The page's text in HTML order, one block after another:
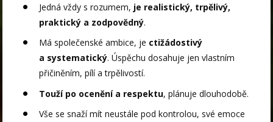
Jedná vždy s rozumem, je realistický, trpělivý,
praktický a zodpovědný.
Má společenské ambice, je ctižádostivý
a systematický. Úspěchu dosahuje jen vlastním
přičiněním, pílí a trpělivostí.
Touží po ocenění a respektu, plánuje dlouhodobě.
Vše se snaží mít neustále pod kontrolou, své emoce